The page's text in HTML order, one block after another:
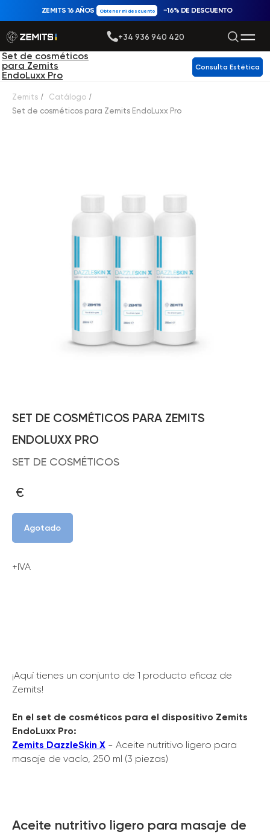
Obtener mi descuento
ZEMITS 16 AÑOS −16% DE DESCUENTO
+34 936 940 420
Set de cosméticos
para Zemits
EndoLuxx Pro
Consulta Estética
Zemits / Catálogo /
Set de cosméticos para Zemits EndoLuxx Pro
SET DE COSMÉTICOS PARA ZEMITS
ENDOLUXX PRO
SET DE COSMÉTICOS
€
Agotado
+IVA
¡Aquí tienes un conjunto de 1 producto eficaz de
Zemits!
En el set de cosméticos para el dispositivo Zemits
EndoLuxx Pro:
Zemits DazzleSkin X - Aceite nutritivo ligero para
masaje de vacío, 250 ml (3 piezas)
Aceite nutritivo ligero para masaje de